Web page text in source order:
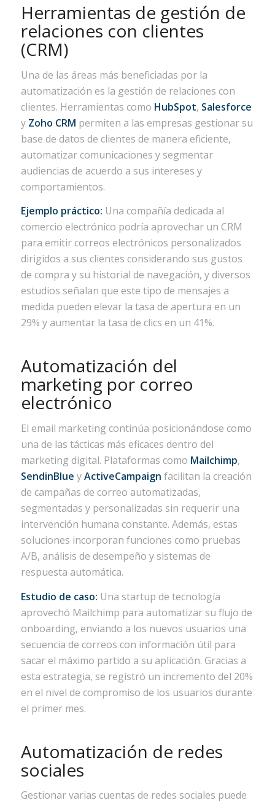
Herramientas de gestión de
relaciones con clientes
(CRM)
Una de las áreas más beneficiadas por la
automatización es la gestión de relaciones con
clientes. Herramientas como HubSpot, Salesforce
y Zoho CRM permiten a las empresas gestionar su
base de datos de clientes de manera eficiente,
automatizar comunicaciones y segmentar
audiencias de acuerdo a sus intereses y
comportamientos.
Ejemplo práctico: Una compañía dedicada al
comercio electrónico podría aprovechar un CRM
para emitir correos electrónicos personalizados
dirigidos a sus clientes considerando sus gustos
de compra y su historial de navegación, y diversos
estudios señalan que este tipo de mensajes a
medida pueden elevar la tasa de apertura en un
29% y aumentar la tasa de clics en un 41%.
Automatización del
marketing por correo
electrónico
El email marketing continúa posicionándose como
una de las tácticas más eficaces dentro del
marketing digital. Plataformas como Mailchimp,
SendinBlue yActiveCampaign facilitan la creación
de campañas de correo automatizadas,
segmentadas y personalizadas sin requerir una
intervención humana constante. Además, estas
soluciones incorporan funciones como pruebas
A/B, análisis de desempeño y sistemas de
respuesta automática.
Estudio de caso: Una startup de tecnología
aprovechó Mailchimp para automatizar su flujo de
onboarding, enviando a los nuevos usuarios una
secuencia de correos con información útil para
sacar el máximo partido a su aplicación. Gracias a
esta estrategia, se registró un incremento del 20%
en el nivel de compromiso de los usuarios durante
el primer mes.
Automatización de redes
sociales
Gestionar varias cuentas de redes sociales puede